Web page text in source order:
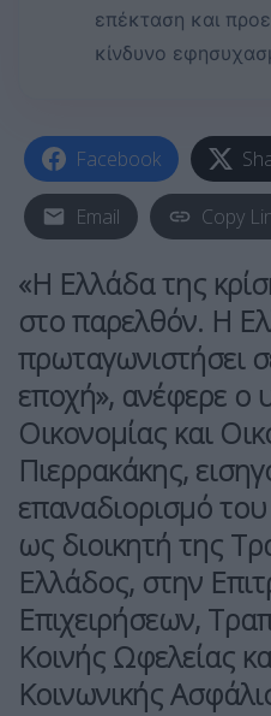
επέκταση και
κίνδυνο
Facebook
Email Copy
«Η Ελλάδα της
στο παρελθόν. Η
πρωταγωνιστήσει
εποχή», ανέφερε ο
Οικονομίας και
Πιερρακάκης,
επαναδιορισμό του
ως διοικητή της
Ελλάδος, στην
Επιχειρήσεων,
Κοινής Ωφελείας
Κοινωνικής